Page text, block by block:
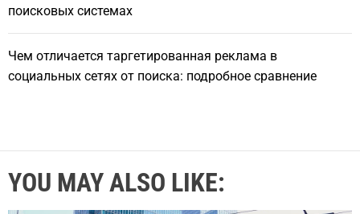
поисковых системах
Чем отличается таргетированная реклама в
социальных сетях от поиска: подробное сравнение
YOU MAY ALSO LIKE: